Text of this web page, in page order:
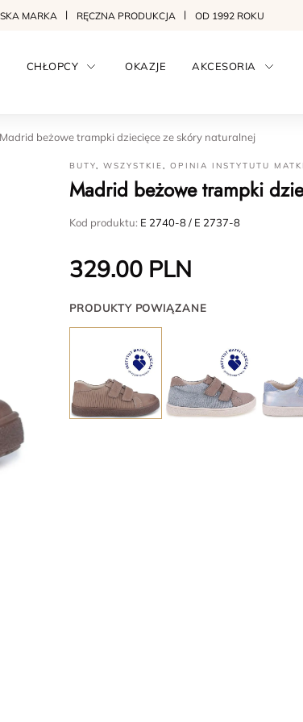
MARKA RĘCZNA PRODUKCJA OD 1992 ROKU
CHŁOPCY OKAZJE AKCESORIA
Madrid beżowe trampki dziecięce ze skóry naturalnej
BUTY,WSZYSTKIE,OPINIA INSTYTUTU
Madrid beżowe trampki
Kod produktu: E 2740-8 / E 2737-8
329.00 PLN
PRODUKTY POWIĄZANE